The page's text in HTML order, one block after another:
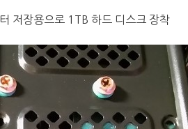
저장용으로 1TB 하드 디스크 장착